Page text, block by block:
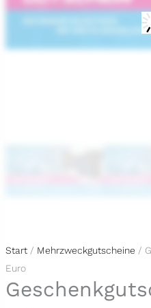
Start/ Mehrzweckgutscheine /
Euro
Geschenkgutschein
25
Euro